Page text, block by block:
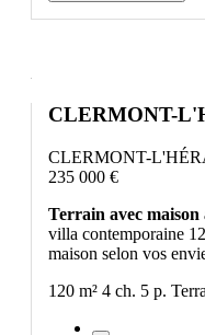
CLERMONT-
CLERMONT-
235 000 €
Terrain avec
villa contemporaine
maison selon vos
120 m² 4 ch. 5 p.